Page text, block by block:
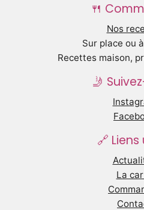
🍴
Nos
Sur place ou
Recettes maison,
🤳
🔗
La